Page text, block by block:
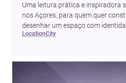
Uma leitura prática e inspiradora
nos Açores, para quem quer
desenhar um espaço com
location city